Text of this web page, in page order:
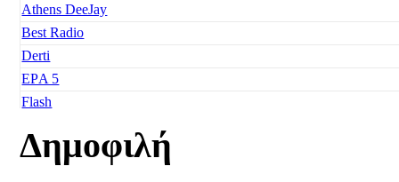
Athens DeeJay
Best Radio
Derti
EΡA 5
Flash
Fresh Music
Δημοφιλή